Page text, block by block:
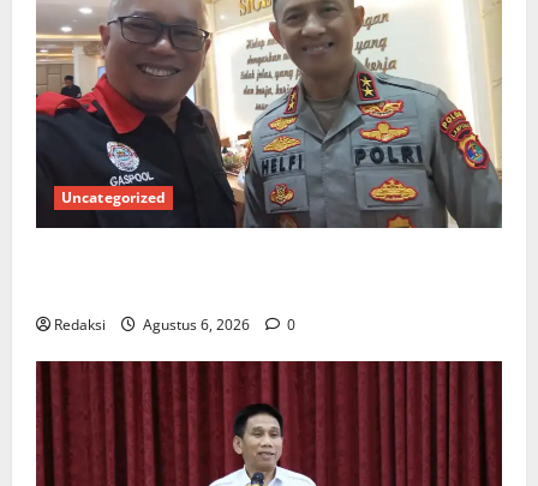
Uncategorized
Redaksi Agustus 6, 2026 0